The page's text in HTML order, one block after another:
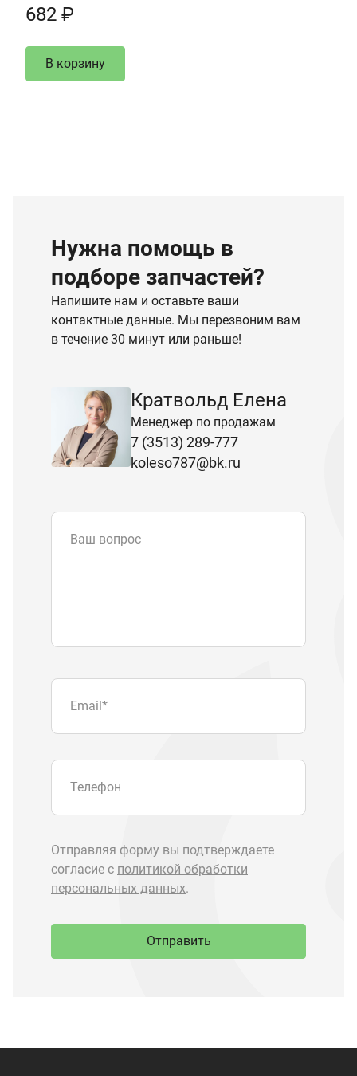
682 ₽
В корзину
Нужна помощь в
подборе запчастей?
Напишите нам и оставьте ваши
контактные данные. Мы перезвоним вам
в течение 30 минут или раньше!
Кратвольд Елена
Менеджер по продажам
7 (3513) 289-777
koleso787@bk.ru
Ваш вопрос
Запчасти Урал
Запчасти Камаз
Спецпредложения